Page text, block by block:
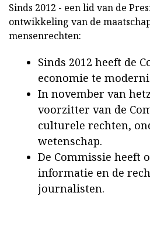
Sinds 2012 - een lid van de
ontwikkeling van de
mensenrechten:
Sinds 2012 heeft de
economie te
In november van
voorzitter van de
culturele rechten,
wetenschap.
De Commissie heeft
informatie en de
journalisten.